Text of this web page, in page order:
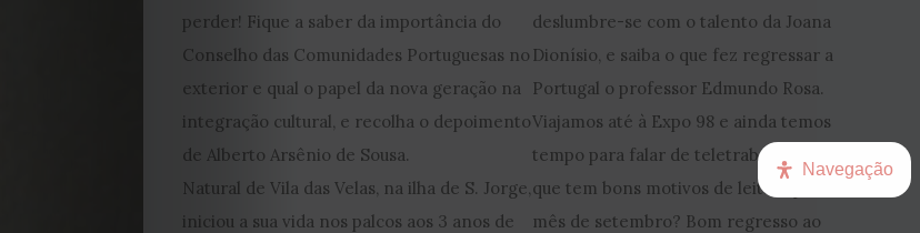
2026
2025
2024
2023
perder! Fique a saber da importância do
Conselho das Comunidades Portuguesas no
exterior e qual o papel da nova geração na
integração cultural, e recolha o depoimento
de Alberto Arsênio de Sousa.
Natural de Vila das Velas, na ilha de S. Jorge,
iniciou a sua vida nos palcos aos 3 anos de
deslumbre-se com o talento da Joana
Dionísio, e saiba o que fez regressar a
Portugal o professor Edmundo Rosa.
Viajamos até à Expo 98 e ainda temos
tempo para falar de teletrabalho. Não acha
que tem bons motivos de leitura para este
mês de setembro? Bom regresso ao
Navegação